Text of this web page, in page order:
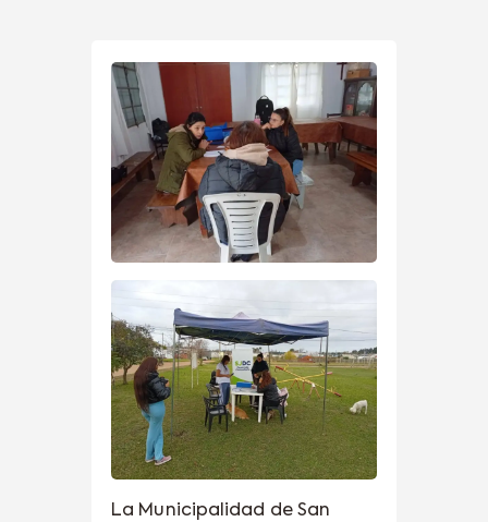
La Municipalidad de San